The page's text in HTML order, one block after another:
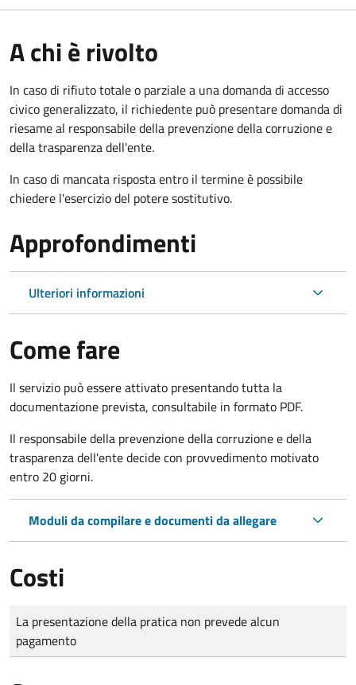
A chi è rivolto
In caso di rifiuto totale o parziale a una domanda di accesso
civico generalizzato, il richiedente può presentare domanda di
riesame al responsabile della prevenzione della corruzione e
della trasparenza dell'ente.
In caso di mancata risposta entro il termine è possibile
chiedere l'esercizio del potere sostitutivo.
Approfondimenti
Ulteriori informazioni
Come fare
Il servizio può essere attivato presentando tutta la
documentazione prevista, consultabile in formato PDF.
Il responsabile della prevenzione della corruzione e della
trasparenza dell'ente decide con provvedimento motivato
entro 20 giorni.
Moduli da compilare e documenti da allegare
Costi
Tipo di pagamento
Importo
La presentazione della pratica non prevede alcun
pagamento